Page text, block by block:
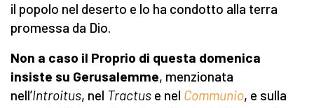
il popolo nel deserto e lo ha condotto alla terra
promessa da Dio.
Non a caso il Proprio di questa domenica
insiste su Gerusalemme, menzionata
nell’Introitus, nel Tractus e nel Communio, e sulla